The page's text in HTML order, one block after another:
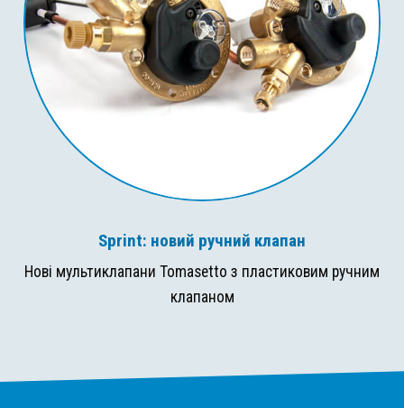
Sprint: новий ручний клапан
Нові мультиклапани Tomasetto з пластиковим ручним
клапаном